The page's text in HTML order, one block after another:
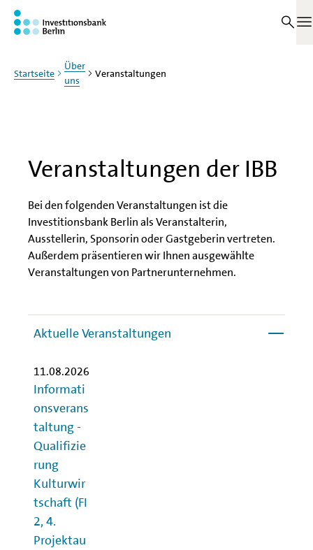
Zum Haupinhalt springen
Startseite
Über
uns
Veranstaltungen
Veranstaltungen der IBB
Bei den folgenden Veranstaltungen ist die
Investitionsbank Berlin als Veranstalterin,
Ausstellerin, Sponsorin oder Gastgeberin vertreten.
Außerdem präsentieren wir Ihnen ausgewählte
Veranstaltungen von Partnerunternehmen.
Aktuelle Veranstaltungen
Informati
onsverans
taltung -
Qualifizie
rung
Kulturwir
tschaft (FI
2, 4.
Projektau
11.08.2026